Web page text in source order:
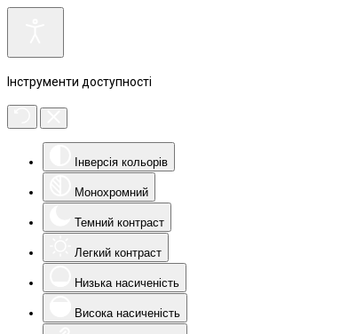
Інструменти доступності
Інверсія кольорів
Монохромний
Темний контраст
Легкий контраст
Низька насиченість
Висока насиченість